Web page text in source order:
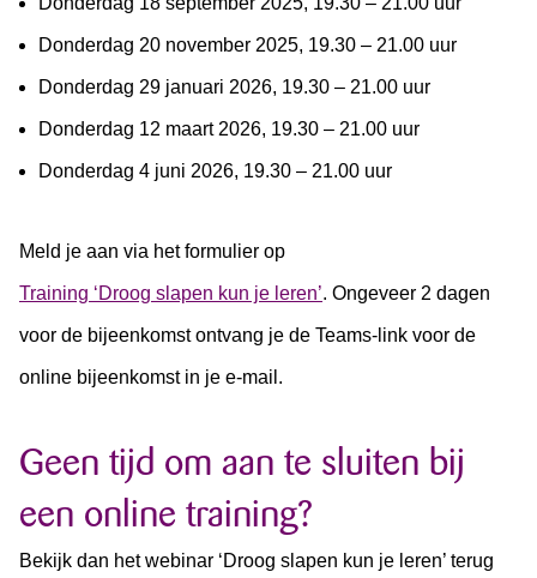
Donderdag 20 november 2025, 19.30 – 21.00 uur
Donderdag 29 januari 2026, 19.30 – 21.00 uur
Donderdag 12 maart 2026, 19.30 – 21.00 uur
Donderdag 4 juni 2026, 19.30 – 21.00 uur
Meld je aan via het formulier op
Training ‘Droog slapen kun je leren’. Ongeveer 2 dagen
voor de bijeenkomst ontvang je de Teams-link voor de
online bijeenkomst in je e-mail.
Geen tijd om aan te sluiten bij
een online training?
Bekijk dan het webinar ‘Droog slapen kun je leren’ terug